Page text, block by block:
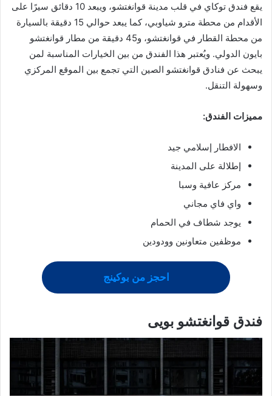
يقع فندق توكاي في قلب مدينة قوانغتشو، ويبعد 10 دقائق سيرًا على
الأقدام من محطة مترو شياوبي، كما يبعد حوالي 15 دقيقة بالسيارة
من محطة القطار في قوانغتشو، و45 دقيقة من مطار قوانغتشو
بايون الدولي. ويُعتبر هذا الفندق من بين الخيارات المناسبة لمن
يبحث عن فنادق قوانغتشو الصين التي تجمع بين الموقع المركزي
وسهولة التنقل.
مميزات الفندق:
الافطار إسلامي جيد
إطلالة على المدينة
مركز عافية وسبا
واي فاي مجاني
يوجد شطاف في الحمام
موظفين متعاونين وودودين
احجز من بوكينج
فندق قوانغتشو بويى